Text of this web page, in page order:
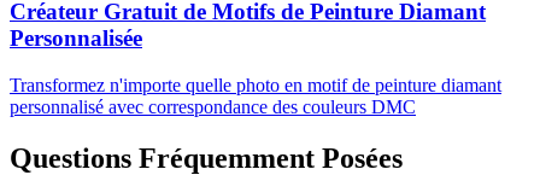
Créateur Gratuit de Motifs de Peinture Diamant
Personnalisée
Transformez n'importe quelle photo en motif de peinture diamant
personnalisé avec correspondance des couleurs DMC
Questions Fréquemment Posées